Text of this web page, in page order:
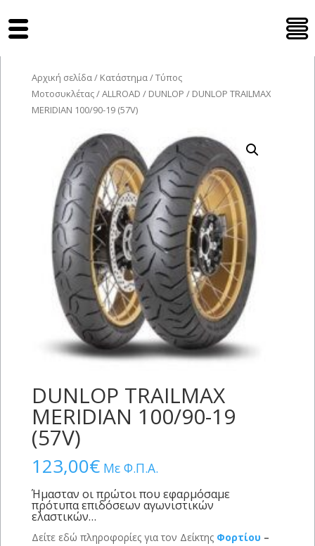
Αρχική σελίδα/ Κατάστημα/Τύπος
Μοτοσυκλέτας/ALLROAD / DUNLOP / DUNLOP TRAILMAX
MERIDIAN 100/90-19 (57V)
DUNLOP TRAILMAX
MERIDIAN 100/90-19
(57V)
123,00€ Με Φ.Π.Α.
Ήμασταν οι πρώτοι που εφαρμόσαμε
πρότυπα επιδόσεων αγωνιστικών
ελαστικών…
Δείτε εδώ πληροφορίες για τον Δείκτης Φορτίου –